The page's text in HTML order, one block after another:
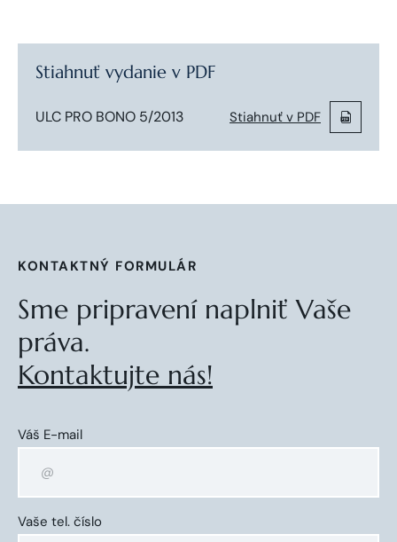
Stiahnuť vydanie v PDF
ULC PRO BONO 5/2013 Stiahnuť v PDF
KONTAKTNÝ FORMULÁR
Sme pripravení naplniť Vaše
práva.
Kontaktujte nás!
Váš E-mail
Vaše tel. číslo